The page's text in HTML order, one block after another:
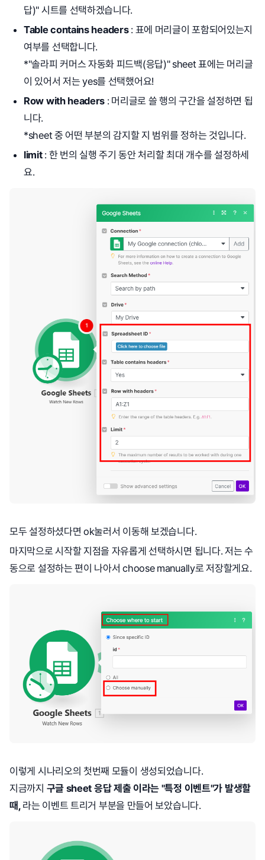
답)" 시트를 선택하겠습니다.
Table contains headers: 표에 머리글이 포함되어있는지
여부를 선택합니다.
*"솔라피 커머스 자동화 피드백(응답)" sheet 표에는 머리글
이 있어서 저는 yes를 선택했어요!
Row with headers : 머리글로 쓸 행의 구간을 설정하면 됩
니다.
*sheet 중 어떤 부분의 감지할 지 범위를 정하는 것입니다.
limit: 한 번의 실행 주기 동안 처리할 최대 개수를 설정하세
요.
모두 설정하셨다면 ok눌러서 이동해 보겠습니다.
마지막으로 시작할 지점을 자유롭게 선택하시면 됩니다. 저는 수
동으로 설정하는 편이 나아서 choose manually로 저장할게요.
이렇게 시나리오의 첫번째 모듈이 생성되었습니다.
지금까지 구글 sheet 응답 제출 이라는 "특정 이벤트"가 발생할
때, 라는 이벤트 트리거 부분을 만들어 보았습니다.